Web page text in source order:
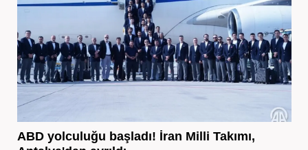
ABD yolculuğu başladı! İran Milli Takımı,